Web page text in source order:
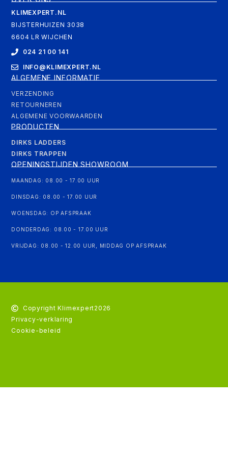
KLIMEXPERT.NL
BIJSTERHUIZEN 3038
6604 LR WIJCHEN
024 21 00 141
INFO@KLIMEXPERT.NL
ALGEMENE INFORMATIE
VERZENDING
RETOURNEREN
ALGEMENE VOORWAARDEN
PRODUCTEN
DIRKS LADDERS
DIRKS TRAPPEN
OPENINGSTIJDEN SHOWROOM
MAANDAG: 08.00 - 17.00 UUR
DINSDAG: 08.00 - 17.00 UUR
WOENSDAG: OP AFSPRAAK
DONDERDAG: 08.00 - 17.00 UUR
VRIJDAG: 08.00 - 12.00 UUR, MIDDAG OP AFSPRAAK
Copyright Klimexpert2026
Privacy-verklaring
Cookie-beleid